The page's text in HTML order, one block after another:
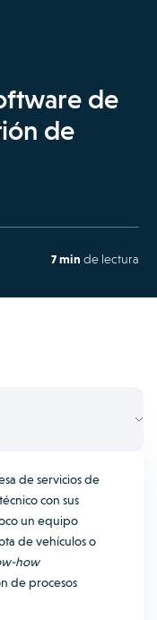
de
de
7 min de lectura
de servicios de
con sus
un equipo
de vehículos o
how
de procesos